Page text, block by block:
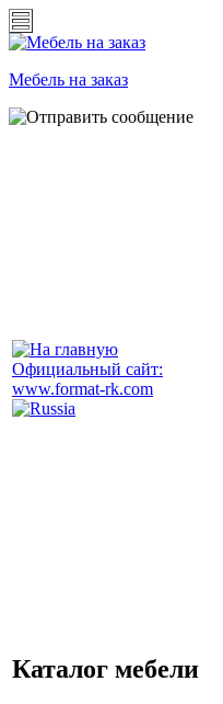
Мебель на заказ
Официальный сайт:
www.format-rk.com
Каталог мебели